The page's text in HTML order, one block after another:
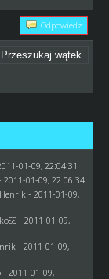
Odpowiedz
01-09, 22:04:31
2011-01-09, 22:06:34
- 2011-01-09,
- 2011-01-09,
- 2011-01-09,
- 2011-01-09,